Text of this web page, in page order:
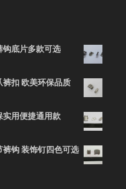
钩底片多款可选
裤扣 欧美环保品质
实用便捷通用款
裤钩 装饰钉四色可选